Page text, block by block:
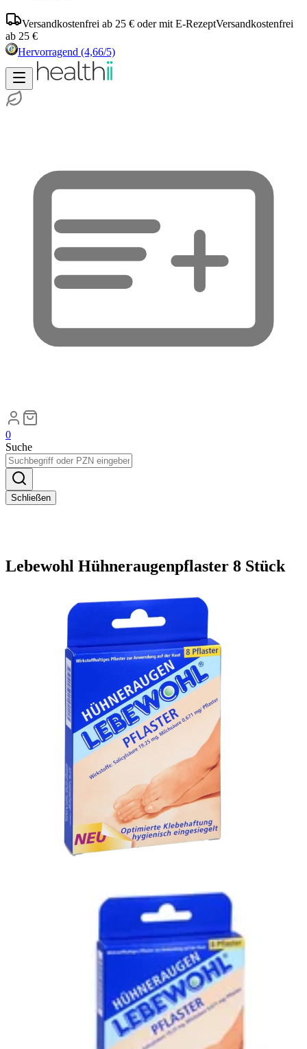
Versandkostenfrei ab 25 € oder mit E-RezeptVersandkostenfrei
ab 25 €
Hervorragend (4,66/5)
0
Suche
Schließen
Lebewohl Hühneraugenpflaster 8 Stück